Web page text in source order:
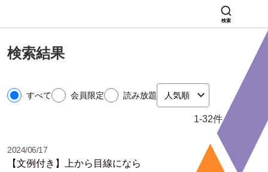
検索
検索結果
すべて 会員限定 読み放題
1-32件 / 1733件
2024/06/17
【文例付き】上から目線になら